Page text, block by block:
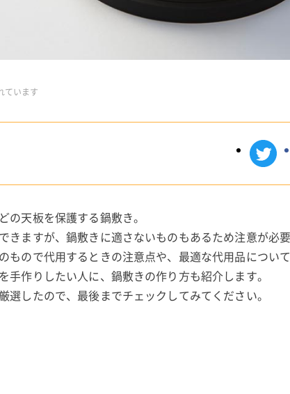
ています
の天板を保護する鍋敷き。
きますが、鍋敷きに適さないものもあるため注意が必要
もので代用するときの注意点や、最適な代用品について
手作りしたい人に、鍋敷きの作り方も紹介します。
選したので、最後までチェックしてみてください。